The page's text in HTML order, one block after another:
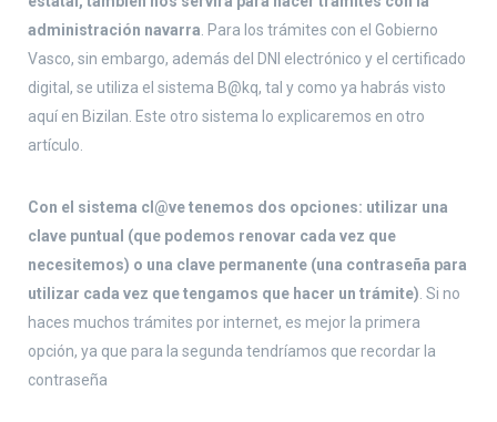
administración navarra . Para los trámites con el Gobierno
Vasco, sin embargo, además del DNI electrónico y el certificado
digital, se utiliza el sistema B@kq, tal y como ya habrás visto
aquí en Bizilan. Este otro sistema lo explicaremos en otro
artículo.
Con el sistema cl@ve tenemos dos opciones: utilizar una
clave puntual (que podemos renovar cada vez que
necesitemos) o una clave permanente (una contraseña para
utilizar cada vez que tengamos que hacer un trámite) . Si no
haces muchos trámites por internet, es mejor la primera
opción, ya que para la segunda tendríamos que recordar la
contraseña